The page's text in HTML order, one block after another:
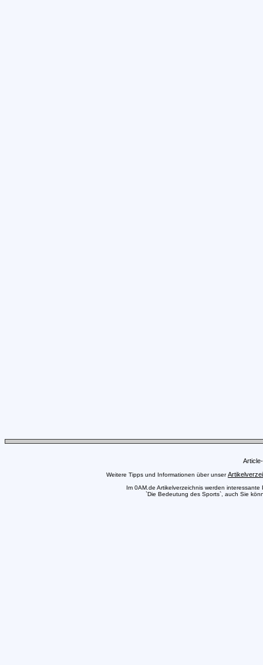
Weitere Tipps und Informationen über unser
Im 0AM.de Artikelverzeichnis werden
`Die Bedeutung des Sports`, auch Sie